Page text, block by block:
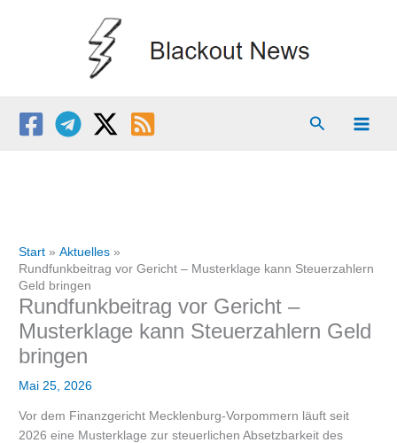
Suchen
Start
Aktuelles
Rundfunkbeitrag vor Gericht – Musterklage kann Steuerzahlern
Geld bringen
Rundfunkbeitrag vor Gericht –
Musterklage kann Steuerzahlern Geld
bringen
Mai 25, 2026
Vor dem Finanzgericht Mecklenburg-Vorpommern läuft seit
2026 eine Musterklage zur steuerlichen Absetzbarkeit des